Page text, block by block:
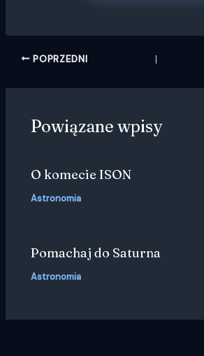
POPRZEDNI
Powiązane wpisy
O komecie ISON
Astronomia
Pomachaj do Saturna
Astronomia